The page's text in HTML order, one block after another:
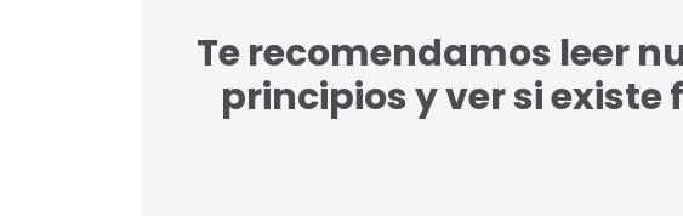
Te recomendamos leer
principios y ver si